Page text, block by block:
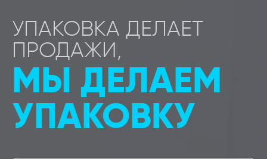
УПАКОВКА ДЕЛАЕТ
ПРОДАЖИ,
МЫ ДЕЛАЕМ
УПАКОВКУ